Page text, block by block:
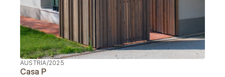
AUSTRIA/2025
Casa P